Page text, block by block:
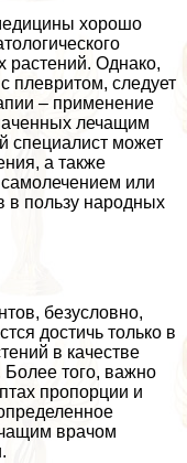
хорошо
растений. Однако,
плевритом, следует
– применение
лечащим
специалист может
а также
или
в пользу народных
безусловно,
достичь только в
в качестве
Более того, важно
пропорции и
врачом